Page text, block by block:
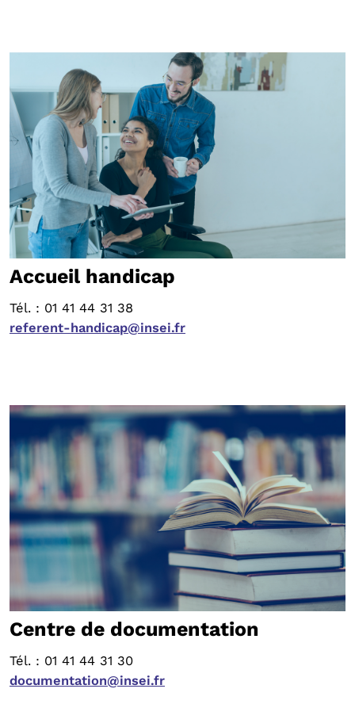
Accueil handicap
Tél. : 01 41 44 31 38
referent-handicap@insei.fr
Centre de documentation
Tél. : 01 41 44 31 30
documentation@insei.fr